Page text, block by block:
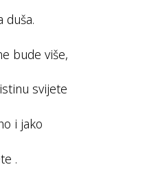
duša.
bude više,
svijete
i jako
.